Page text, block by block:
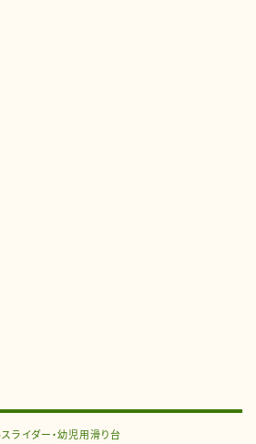
ライダー・幼児用滑り台